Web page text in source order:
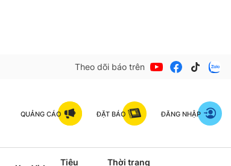
Theo dõi báo trên
QUẢNG CÁO ĐẶT BÁO ĐĂNG NHẬP
Tiêu
Thời trang